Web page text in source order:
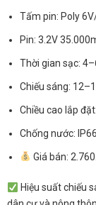
Tấm pin: Poly
Pin: 3.2V
Thời gian sạc:
Chiếu sáng:
Chiều cao lắp
Chống nước: IP66
Giá bán:
Hiệu suất chiếu